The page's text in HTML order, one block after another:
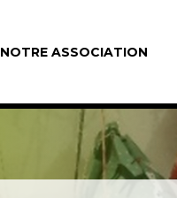
NOTRE ASSOCIATION